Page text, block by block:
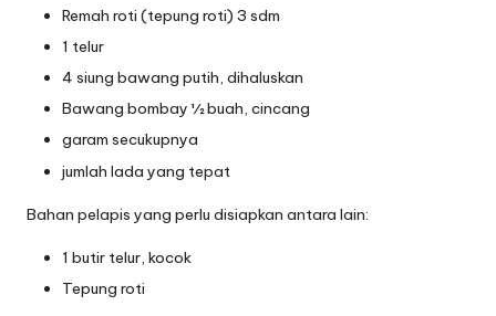
Remah roti (tepung roti) 3 sdm
1 telur
4 siung bawang putih, dihaluskan
Bawang bombay ½ buah, cincang
garam secukupnya
jumlah lada yang tepat
Bahan pelapis yang perlu disiapkan antara lain:
1 butir telur, kocok
Tepung roti